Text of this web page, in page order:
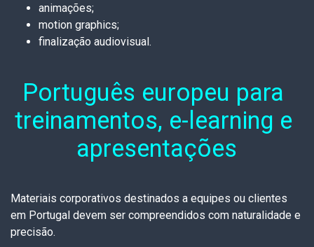
animações;
motion graphics;
finalização audiovisual.
Português europeu para
treinamentos, e-learning e
apresentações
Materiais corporativos destinados a equipes ou clientes
em Portugal devem ser compreendidos com naturalidade e
precisão.